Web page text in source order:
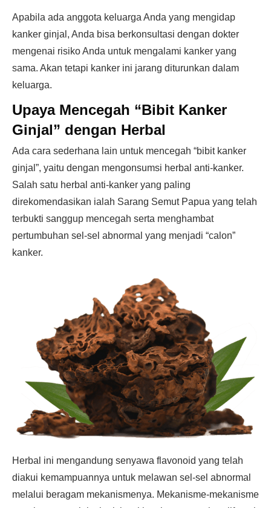
Apabila ada anggota keluarga Anda yang mengidap
kanker ginjal, Anda bisa berkonsultasi dengan dokter
mengenai risiko Anda untuk mengalami kanker yang
sama. Akan tetapi kanker ini jarang diturunkan dalam
keluarga.
Upaya Mencegah “Bibit Kanker
Ginjal” dengan Herbal
Ada cara sederhana lain untuk mencegah “bibit kanker
ginjal”, yaitu dengan mengonsumsi herbal anti-kanker.
Salah satu herbal anti-kanker yang paling
direkomendasikan ialah Sarang Semut Papua yang telah
terbukti sanggup mencegah serta menghambat
pertumbuhan sel-sel abnormal yang menjadi “calon”
kanker.
Herbal ini mengandung senyawa flavonoid yang telah
diakui kemampuannya untuk melawan sel-sel abnormal
melalui beragam mekanismenya. Mekanisme-mekanisme